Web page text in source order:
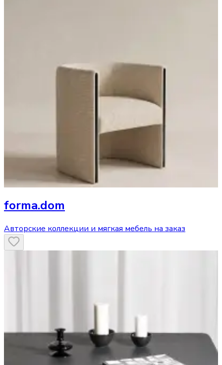
forma.dom
Авторские коллекции и мягкая мебель на заказ